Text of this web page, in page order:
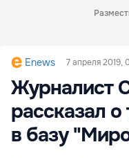
Enews 7 апреля 2019,
Журналист
рассказал
в базу